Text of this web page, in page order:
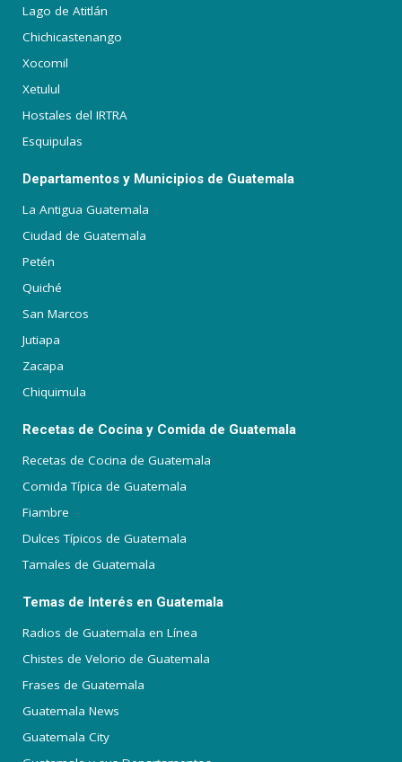
Lago de Atitlán
Chichicastenango
Xocomil
Xetulul
Hostales del IRTRA
Esquipulas
Departamentos y Municipios de Guatemala
La Antigua Guatemala
Ciudad de Guatemala
Petén
Quiché
San Marcos
Jutiapa
Zacapa
Chiquimula
Recetas de Cocina y Comida de Guatemala
Recetas de Cocina de Guatemala
Comida Típica de Guatemala
Fiambre
Dulces Típicos de Guatemala
Tamales de Guatemala
Temas de Interés en Guatemala
Radios de Guatemala en Línea
Chistes de Velorio de Guatemala
Frases de Guatemala
Guatemala News
Guatemala City